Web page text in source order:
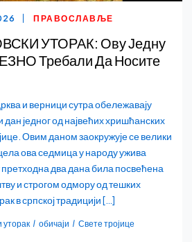
ПРАВОСЛАВЉЕ
УТОРАК: Ову Једну
Требали Да Носите
и верници сутра обележавају
дан једног од највећих хришћанских
Овим даном заокружује се велики
ова седмица у народу ужива
претходна два дана била посвећена
и строгом одмору од тешких
в српској традицији […]
уторак обичаји Свете тројице